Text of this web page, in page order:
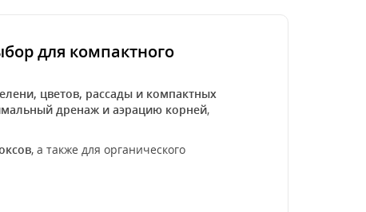
для компактного
цветов, рассады и компактных
дренаж и аэрацию корней,
, а также для органического